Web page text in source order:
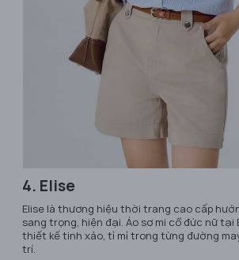
4. Elise
Elise là thương hiệu thời trang cao cấp
sang trọng, hiện đại. Áo sơ mi cổ đức nữ tại
thiết kế tinh xảo, tỉ mỉ trong từng đường
trí.